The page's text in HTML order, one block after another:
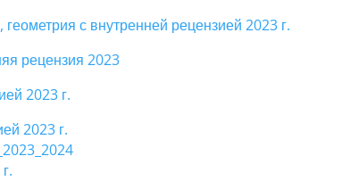
с внутренней рецензией 2023 г.
рецензия 2023
2023 г.
2023 г.